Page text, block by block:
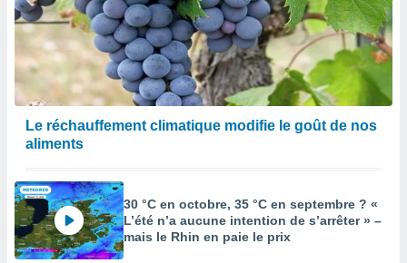
Le réchauffement climatique modifie le goût de nos
aliments
30 °C en octobre, 35 °C en septembre ? «
L’été n’a aucune intention de s’arrêter » –
mais le Rhin en paie le prix